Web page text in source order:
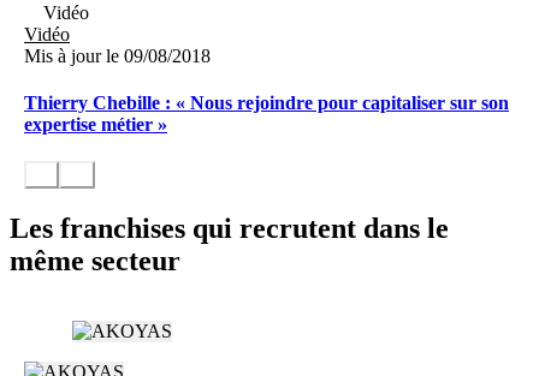
Vidéo
Vidéo
Mis à jour le 09/08/2018
Thierry Chebille : « Nous rejoindre pour capitaliser sur son
expertise métier »
Les franchises qui recrutent dans le
même secteur